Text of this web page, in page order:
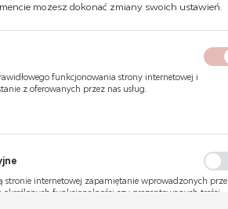
możesz dokonać zmiany swoich ustawień.
funkcjonowania strony internetowej i
z oferowanych przez nas usług.
logowania czy wypełniania formularzy. Dzięki
stronie internetowej zapamiętanie wprowadzonych
funkcjonalności czy prezentowanych treści.